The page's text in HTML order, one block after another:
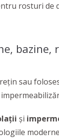
rosturi de
bazine,
sau
și